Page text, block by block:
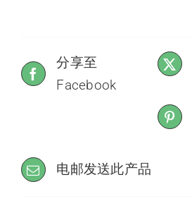
分享至
Facebook
电邮发送此产品